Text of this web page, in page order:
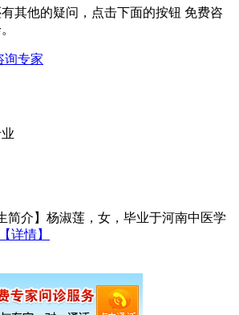
其他的疑问，点击下面的按钮 免费咨
询专家
简介】杨淑莲，女，毕业于河南中医学
【详情】